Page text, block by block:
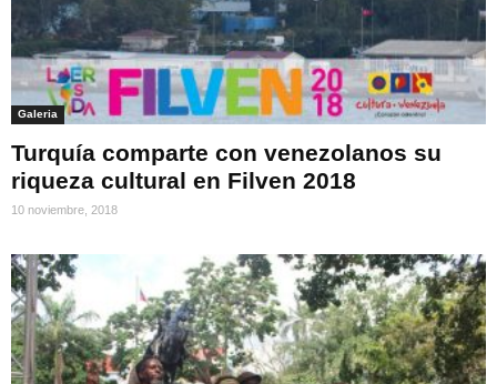
Galeria
Turquía comparte con venezolanos su
riqueza cultural en Filven 2018
10 noviembre, 2018